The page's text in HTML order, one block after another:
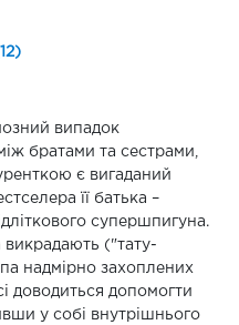
випадок
братами та сестрами,
є вигаданий
її батька –
супершпигуна.
викрадають ("тату-
надмірно захоплених
доводиться допомогти
у собі внутрішнього